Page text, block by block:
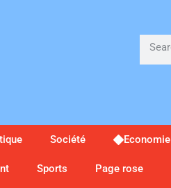
Société Economie
Sports Page rose